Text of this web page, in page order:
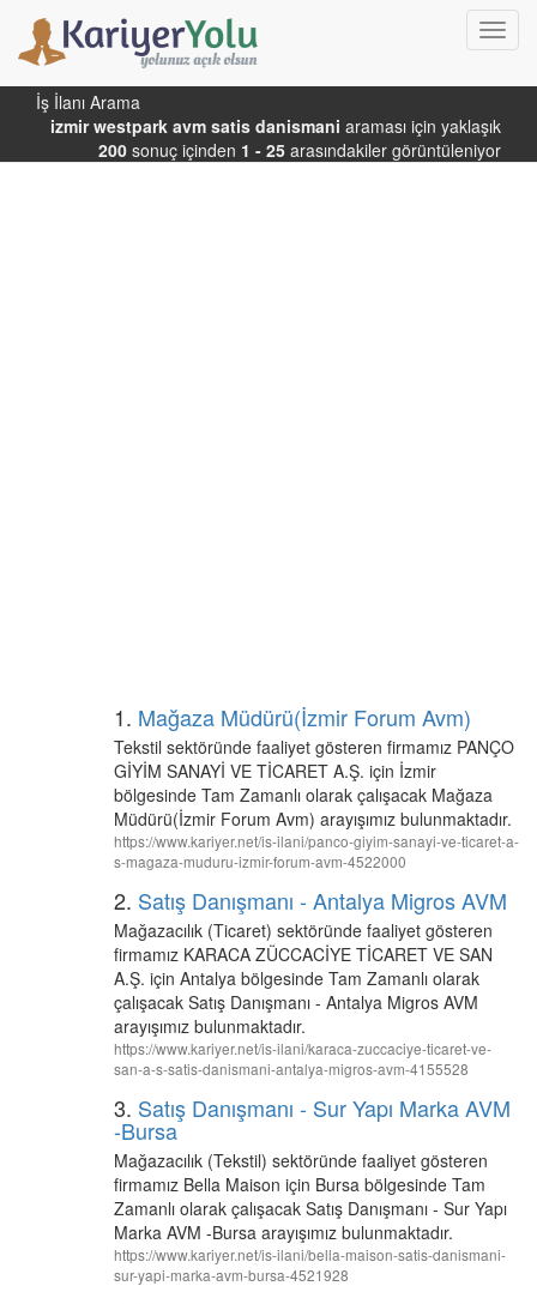
İş İlanı Arama
izmir westpark avm satis danismani araması için yaklaşık
200 sonuç içinden 1 - 25 arasındakiler görüntüleniyor
1. Mağaza Müdürü(İzmir Forum Avm)
Tekstil sektöründe faaliyet gösteren firmamız PANÇO
GİYİM SANAYİ VE TİCARET A.Ş. için İzmir
bölgesinde Tam Zamanlı olarak çalışacak Mağaza
Müdürü(İzmir Forum Avm) arayışımız bulunmaktadır.
https://www.kariyer.net/is-ilani/panco-giyim-sanayi-ve-ticaret-a-
s-magaza-muduru-izmir-forum-avm-4522000
2. Satış Danışmanı - Antalya Migros AVM
Mağazacılık (Ticaret) sektöründe faaliyet gösteren
firmamız KARACA ZÜCCACİYE TİCARET VE SAN
A.Ş. için Antalya bölgesinde Tam Zamanlı olarak
çalışacak Satış Danışmanı - Antalya Migros AVM
arayışımız bulunmaktadır.
https://www.kariyer.net/is-ilani/karaca-zuccaciye-ticaret-ve-
san-a-s-satis-danismani-antalya-migros-avm-4155528
3. Satış Danışmanı - Sur Yapı Marka AVM
-Bursa
Mağazacılık (Tekstil) sektöründe faaliyet gösteren
firmamız Bella Maison için Bursa bölgesinde Tam
Zamanlı olarak çalışacak Satış Danışmanı - Sur Yapı
Marka AVM -Bursa arayışımız bulunmaktadır.
https://www.kariyer.net/is-ilani/bella-maison-satis-danismani-
sur-yapi-marka-avm-bursa-4521928